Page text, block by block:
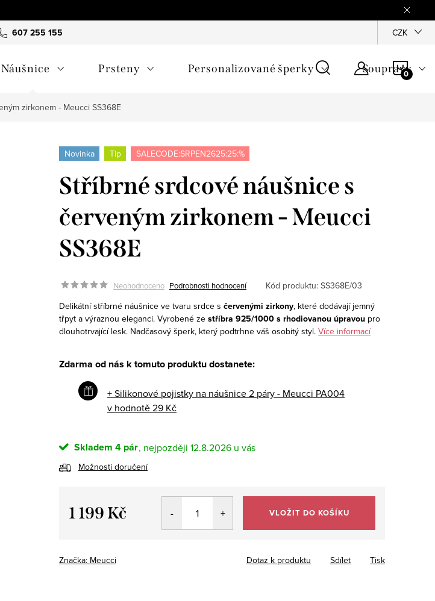
607 255 155
Hodnocení obchodu Jak
CZK
Náušnice Prsteny Personalizované šperky Soupravy
zirkonem - Meucci SS368E
Novinka Tip SALECODE:SRPEN2625:25:%
Stříbrné srdcové náušnice s
červeným zirkonem - Meucci
SS368E
Neohodnoceno Podrobnosti hodnocení Kód produktu: SS368E/03
Delikátní stříbrné náušnice ve tvaru srdce s červenými zirkony, které dodávají jemný
třpyt a výraznou eleganci. Vyrobené ze stříbra 925/1000 s rhodiovanou úpravou pro
dlouhotrvající lesk. Nadčasový šperk, který podtrhne váš osobitý styl. Více informací
Zdarma od nás k tomuto produktu dostanete:
+ Silikonové pojistky na náušnice 2 páry - Meucci PA004
v hodnotě 29 Kč
Skladem 4 pár 12.8.2026
Možnosti doručení
1 199 Kč VLOŽIT DO KOŠÍKU
Značka: Meucci Tisk
Dotaz k produktu Sdílet